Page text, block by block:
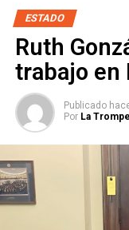
ESTADO
Ruth
trabajo en
Publicado
Por La